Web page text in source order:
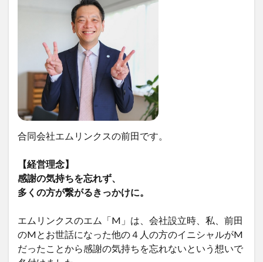
合同会社エムリンクスの前田です。
【経営理念】
感謝の気持ちを忘れず、
多くの方が繋がるきっかけに。
エムリンクスのエム「M」は、会社設立時、私、前田
のMとお世話になった他の４人の方のイニシャルがM
だったことから感謝の気持ちを忘れないという想いで